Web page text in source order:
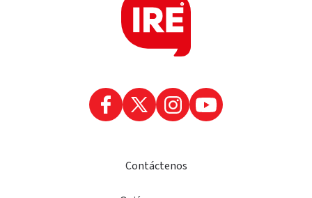
Contáctenos